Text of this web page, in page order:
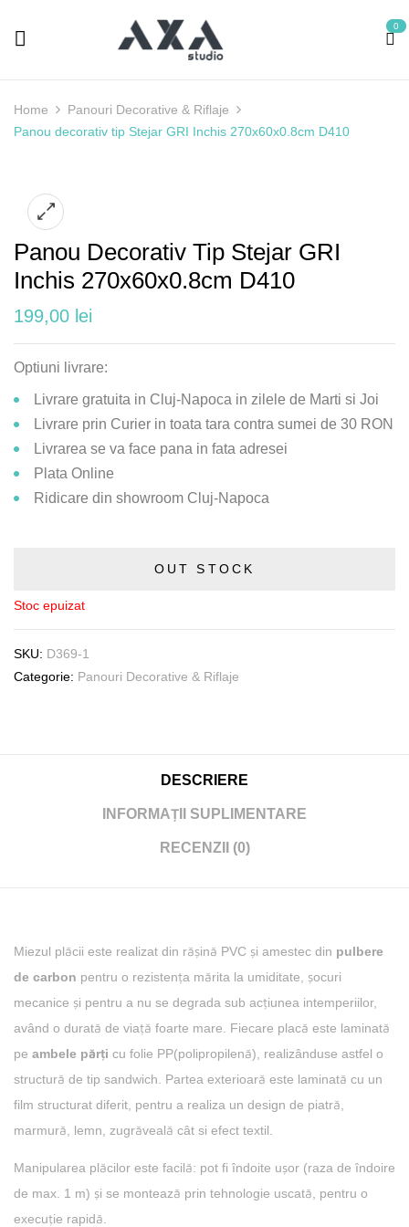
0
Home
Panouri Decorative & Riflaje
Panou decorativ tip Stejar GRI Inchis 270x60x0.8cm D410
Panou Decorativ Tip Stejar GRI
Inchis 270x60x0.8cm D410
199,00 lei
Optiuni livrare:
Livrare gratuita in Cluj-Napoca in zilele de Marti si Joi
Livrare prin Curier in toata tara contra sumei de 30 RON
Livrarea se va face pana in fata adresei
Plata Online
Ridicare din showroom Cluj-Napoca
OUT STOCK
Stoc epuizat
SKU: D369-1
Categorie: Panouri Decorative & Riflaje
DESCRIERE
INFORMAȚII SUPLIMENTARE
RECENZII (0)
Miezul plăcii este realizat din rășină PVC și amestec din pulbere
de carbon pentru o rezistența mărita la umiditate, șocuri
mecanice și pentru a nu se degrada sub acțiunea intemperiilor,
având o durată de viață foarte mare. Fiecare placă este laminată
pe ambele părți cu folie PP(polipropilenă), realizânduse astfel o
structură de tip sandwich. Partea exterioară este laminată cu un
film structurat diferit, pentru a realiza un design de piatră,
marmură, lemn, zugrăveală cât si efect textil.
Manipularea plăcilor este facilă: pot fi îndoite ușor (raza de îndoire
de max. 1 m) și se montează prin tehnologie uscată, pentru o
execuție rapidă.